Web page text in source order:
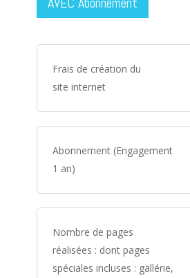
Frais de création du
site internet
Abonnement (Engagement
1 an)
Nombre de pages
réalisées : dont pages
spéciales incluses : gallérie,